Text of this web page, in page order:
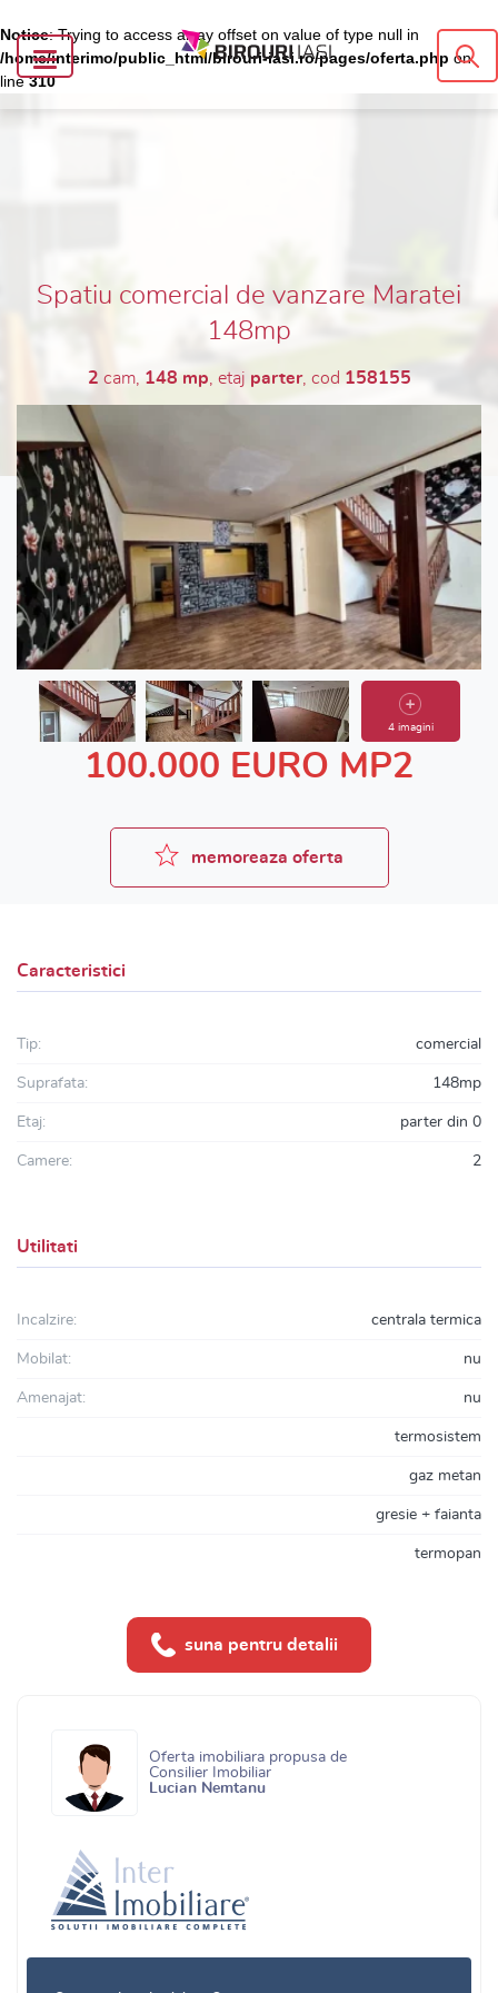
Notice: Trying to access array offset on value of type null in
/home/interimo/public_html/birouri-iasi.ro/pages/oferta.php on
line310
Spatiu comercial de vanzare Maratei
148mp
2 cam, 148 mp , etaj parter, cod 158155
4 imagini
100.000 EURO MP2
memoreaza oferta
Caracteristici
Tip: comercial
Suprafata: 148mp
Etaj: parter din 0
Camere: 2
Utilitati
Incalzire: centrala termica
Mobilat: nu
Amenajat: nu
termosistem
gaz metan
gresie + faianta
termopan
suna pentru detalii
Oferta imobiliara propusa de
Consilier Imobiliar
Lucian Nemtanu